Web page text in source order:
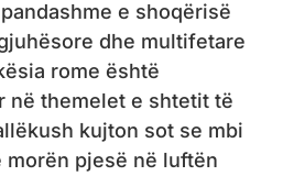
e shoqërisë
dhe multifetare
rome është
në themelet e shtetit të
kujton sot se mbi
pjesë në luftën